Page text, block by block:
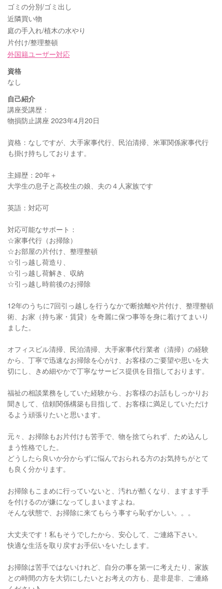
ゴミの分別/ゴミ出し
近隣買い物
庭の手入れ/植木の水やり
片付け/整理整頓
外国籍ユーザー対応
資格
なし
自己紹介
講座受講歴：
物損防止講座 2023年4月20日
資格：なしですが、大手家事代行、民泊清掃、米軍関係家事代行
も掛け持ちしております。
主婦歴：20年＋
大学生の息子と高校生の娘、夫の４人家族です
英語：対応可
対応可能なサポート：
☆家事代行（お掃除）
☆お部屋の片付け、整理整頓
☆引っ越し荷造り、
☆引っ越し荷解き、収納
☆引っ越し時前後のお掃除
12年のうちに7回引っ越しを行うなかで断捨離や片付け、整理整頓
術、お家（持ち家・賃貸）を奇麗に保つ事等を身に着けてまいり
ました。
オフィスビル清掃、民泊清掃、大手家事代行業者（清掃）の経験
から、丁寧で迅速なお掃除を心がけ、お客様のご要望や思いを大
切にし、きめ細やかで丁寧なサービス提供を目指しております。
福祉の相談業務をしていた経験から、お客様のお話もしっかりお
聞きして、信頼関係構築も目指して、お客様に満足していただけ
るよう頑張りたいと思います。
元々、お掃除もお片付けも苦手で、物を捨てられず、ため込んし
まう性格でした。
どうしたら良いか分からずに悩んでおられる方のお気持ちがとて
も良く分かります。
お掃除もこまめに行っていないと、汚れが酷くなり、ますます手
を付けるのが嫌になってしまいますよね。
そんな状態で、お掃除に来てもらう事すら恥ずかしい。。。
大丈夫です！私もそうでしたから、安心して、ご連絡下さい。
快適な生活を取り戻すお手伝いをいたします。
お掃除は苦手ではないけれど、自分の事を第一に考えたり、家族
との時間の方を大切にしたいとお考えの方も、是非是非、ご連絡